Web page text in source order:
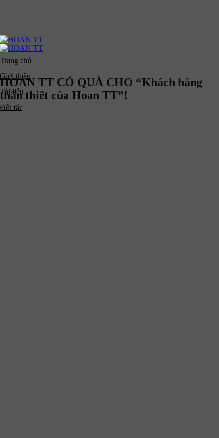
Trang chủ
Giới thiệu
Tài liệu
Đối tác
HOAN TT CÓ QUÀ CHO “Khách hàng
thân thiết của Hoan TT”!